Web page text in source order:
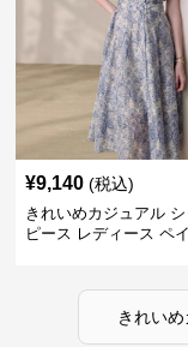
¥9,140 (税込)
きれいめカジュアル
ピース レディース ペ
きれい